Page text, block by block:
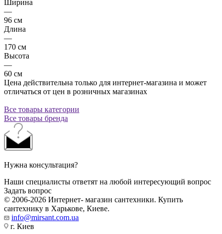
Ширина
—
96 см
Длина
—
170 см
Высота
—
60 см
Цена действительна только для интернет-магазина и может
отличаться от цен в розничных магазинах
Все товары категории
Все товары бренда
Нужна консультация?
Наши специалисты ответят на любой интересующий вопрос
Задать вопрос
© 2006-2026 Интернет- магазин сантехники. Купить
сантехнику в Харькове, Киеве.
info@mirsant.com.ua
г. Киев